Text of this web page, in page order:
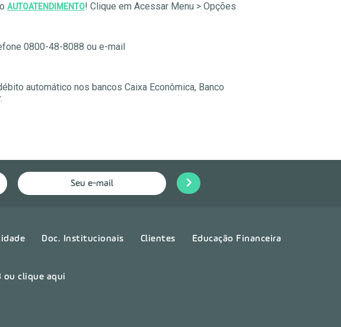
AUTOATENDIMENTO! Clique em Acessar Menu > Opções
0800-48-8088 ou e-mail
automático nos bancos Caixa Econômica, Banco
Doc. Institucionais Clientes Educação Financeira
ou clique aqui